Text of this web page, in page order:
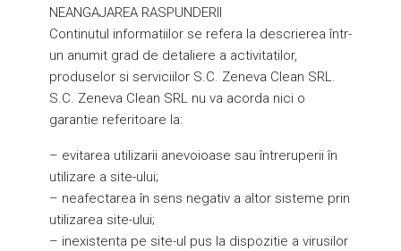
NEANGAJAREA RASPUNDERII
Continutul informatiilor se refera la descrierea într-
un anumit grad de detaliere a activitatilor,
produselor si serviciilor S.C. Zeneva Clean SRL.
S.C. Zeneva Clean SRL nu va acorda nici o
garantie referitoare la:
– evitarea utilizarii anevoioase sau întreruperii în
utilizare a site-ului;
– neafectarea în sens negativ a altor sisteme prin
utilizarea site-ului;
– inexistenta pe site-ul pus la dispozitie a virusilor